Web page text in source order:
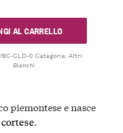
AL CARRELLO
CLD-0Categoria: Altri
Bianchi
piemontese e nasce
.